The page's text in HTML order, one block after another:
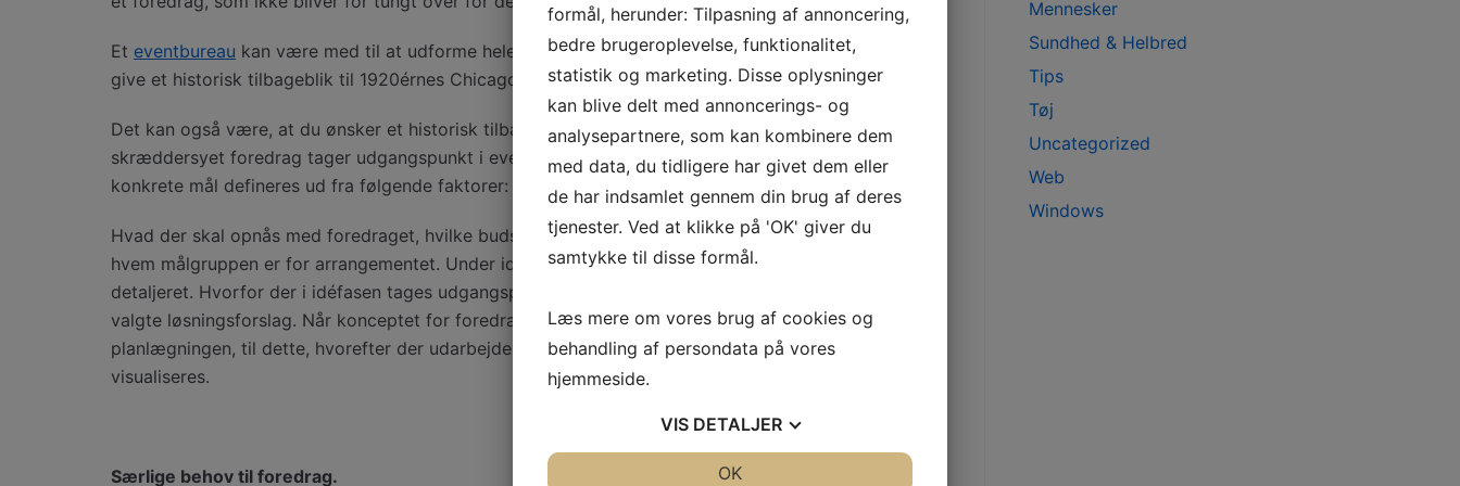
Et eventbureau kan være med til at udforme hele foredraget med flere temamuligheder, som kan
give et historisk tilbageblik til 1920érnes Chicago eller 1980’ernes modehus, som eksempel.
Det kan også være, at du ønsker et historisk tilbageblik med grafiske eller tekniske effekter. Et
skræddersyet foredrag tager udgangspunkt i eventbureaus måde at opstille klare mål. Disse
konkrete mål defineres ud fra følgende faktorer:
Hvad der skal opnås med foredraget, hvilke budskaber der ønskes at få kommunikeret ud samt
hvem målgruppen er for arrangementet. Under idéfasen gennemgås hver eneste idé systematisk og
detaljeret. Hvorfor der i idéfasen tages udgangspunkt i designteori samt fordele og ulemper af
valgte løsningsforslag. Når konceptet for foredraget er på plads, gennemgås koordineringen og
planlægningen, til dette, hvorefter der udarbejdes en procesmanual. Så foredraget gradvist kan
visualiseres.
Særlige behov til foredrag.
Mennesker
Sundhed & Helbred
Tips
Tøj
Uncategorized
Web
Windows
formål, herunder: Tilpasning af annoncering,
bedre brugeroplevelse, funktionalitet,
statistik og marketing. Disse oplysninger
kan blive delt med annoncerings- og
analysepartnere, som kan kombinere dem
med data, du tidligere har givet dem eller
de har indsamlet gennem din brug af deres
tjenester. Ved at klikke på 'OK' giver du
samtykke til disse formål.
Læs mere om vores brug af cookies og
behandling af persondata på vores
hjemmeside.
VIS DETALJER
OK